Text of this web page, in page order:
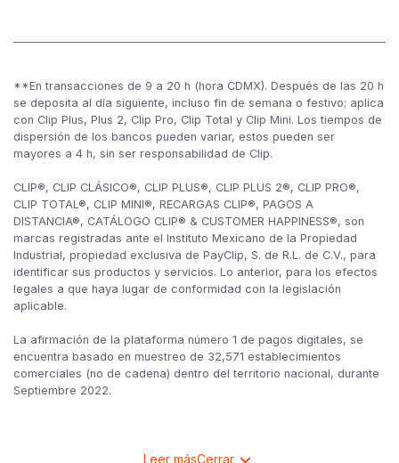
**En transacciones de 9 a 20 h (hora CDMX). Después de las 20 h
se deposita al día siguiente, incluso fin de semana o festivo; aplica
con Clip Plus, Plus 2, Clip Pro, Clip Total y Clip Mini. Los tiempos de
dispersión de los bancos pueden variar, estos pueden ser
mayores a 4 h, sin ser responsabilidad de Clip.
CLIP®, CLIP CLÁSICO®, CLIP PLUS®, CLIP PLUS 2®, CLIP PRO®,
CLIP TOTAL®, CLIP MINI®, RECARGAS CLIP®, PAGOS A
DISTANCIA®, CATÁLOGO CLIP® & CUSTOMER HAPPINESS®, son
marcas registradas ante el Instituto Mexicano de la Propiedad
Industrial, propiedad exclusiva de PayClip, S. de R.L. de C.V., para
identificar sus productos y servicios. Lo anterior, para los efectos
legales a que haya lugar de conformidad con la legislación
aplicable.
La afirmación de la plataforma número 1 de pagos digitales, se
encuentra basado en muestreo de 32,571 establecimientos
comerciales (no de cadena) dentro del territorio nacional, durante
Septiembre 2022.
Leer másCerrar